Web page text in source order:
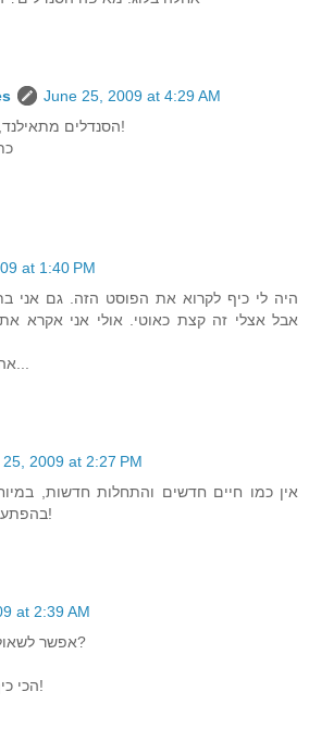
June 25, 2009 at 4:29 AM
הסנדלים מתאילנד, ושוב תודה לאמא!
at 1:40 PM
היה לי כיף לקרוא את הפוסט הזה. גם אני
אבל אצלי זה קצת כאוטי. אולי אני אקרא
2009 at 2:27 PM
אין כמו חיים חדשים והתחלות חדשות,
בהפתעה. יופי של פריטים!
at 2:39 AM
אפשר לשאול איפה את כותבת?
הכי כיף התחלות חדשות!